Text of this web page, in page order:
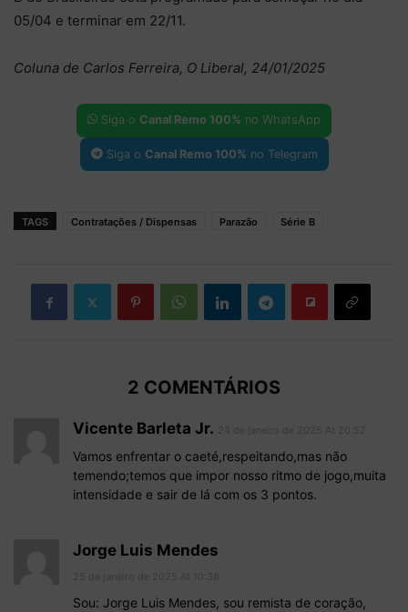
05/04 e terminar em 22/11.
Coluna de Carlos Ferreira, O Liberal, 24/01/2025
Siga o Canal Remo 100% no WhatsApp
Siga o Canal Remo 100% no Telegram
TAGS Contratações / Dispensas Parazão Série B
2 COMENTÁRIOS
Vicente Barleta Jr.
Vamos enfrentar o caeté,respeitando,mas não
temendo;temos que impor nosso ritmo de jogo,muita
intensidade e sair de lá com os 3 pontos.
Jorge Luis Mendes
Sou: Jorge Luis Mendes, sou remista de coração,